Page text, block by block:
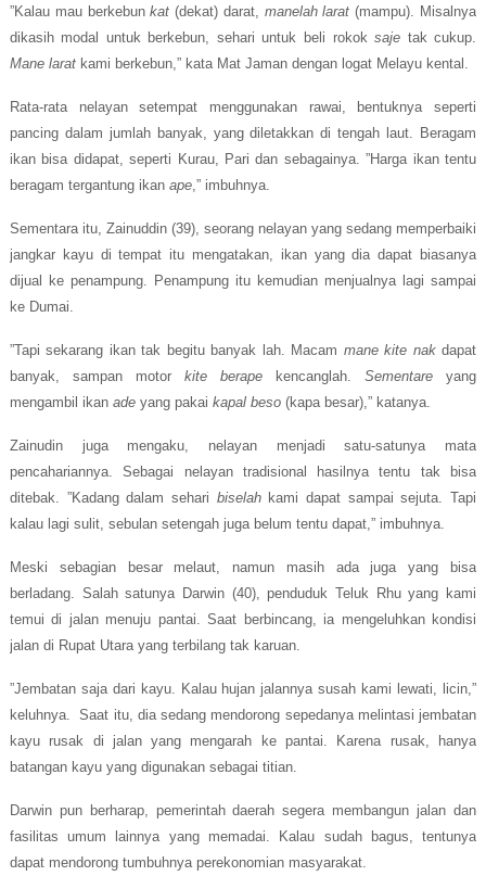
”Kalau mau berkebunkat (dekat) darat, manelah larat(mampu). Misalnya
dikasih modal untuk berkebun, sehari untuk beli rokoksaje tak cukup.
Mane laratkami berkebun,” kata Mat Jaman dengan logat Melayu kental.
Rata-rata nelayan setempat menggunakan rawai, bentuknya seperti
pancing dalam jumlah banyak, yang diletakkan di tengah laut. Beragam
ikan bisa didapat, seperti Kurau, Pari dan sebagainya. ”Harga ikan tentu
beragam tergantung ikan ape,” imbuhnya.
Sementara itu, Zainuddin (39), seorang nelayan yang sedang memperbaiki
jangkar kayu di tempat itu mengatakan, ikan yang dia dapat biasanya
dijual ke penampung. Penampung itu kemudian menjualnya lagi sampai
ke Dumai.
”Tapi sekarang ikan tak begitu banyak lah. Macam mane kite nakdapat
banyak, sampan motor kite berape kencanglah.Sementare yang
mengambil ikan adeyang pakai kapal beso(kapa besar),” katanya.
Zainudin juga mengaku, nelayan menjadi satu-satunya mata
pencahariannya. Sebagai nelayan tradisional hasilnya tentu tak bisa
ditebak. ”Kadang dalam sehari biselahkami dapat sampai sejuta. Tapi
kalau lagi sulit, sebulan setengah juga belum tentu dapat,” imbuhnya.
Meski sebagian besar melaut, namun masih ada juga yang bisa
berladang. Salah satunya Darwin (40), penduduk Teluk Rhu yang kami
temui di jalan menuju pantai. Saat berbincang, ia mengeluhkan kondisi
jalan di Rupat Utara yang terbilang tak karuan.
”Jembatan saja dari kayu. Kalau hujan jalannya susah kami lewati, licin,”
keluhnya. Saat itu, dia sedang mendorong sepedanya melintasi jembatan
kayu rusak di jalan yang mengarah ke pantai. Karena rusak, hanya
batangan kayu yang digunakan sebagai titian.
Darwin pun berharap, pemerintah daerah segera membangun jalan dan
fasilitas umum lainnya yang memadai. Kalau sudah bagus, tentunya
dapat mendorong tumbuhnya perekonomian masyarakat.